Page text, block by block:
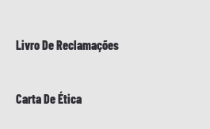
Livro De Reclamações
Carta De Ética